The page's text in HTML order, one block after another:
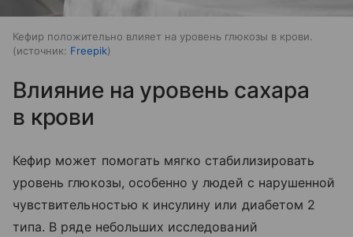
Кефир положительно влияет на уровень глюкозы в крови.
источник: Freepik
Влияние на уровень сахара
в крови
Кефир может помогать мягко стабилизировать
уровень глюкозы, особенно у людей с нарушенной
чувствительностью к инсулину или диабетом 2
типа. В ряде небольших исследований